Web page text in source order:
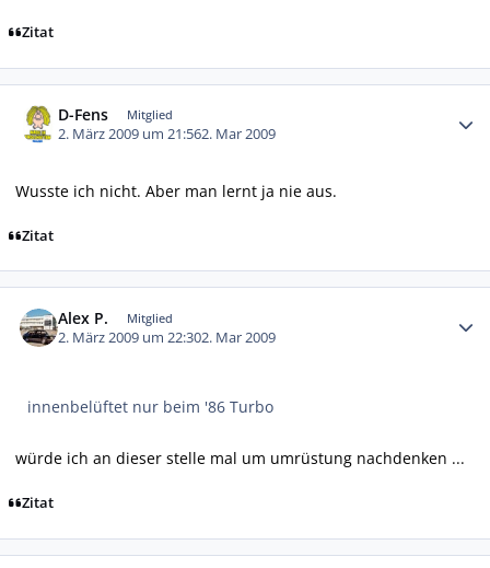
Zitat
D-Fens Mitglied
2. März 2009 um 21:562. Mar 2009
Wusste ich nicht. Aber man lernt ja nie aus.
Zitat
Alex P. Mitglied
2. März 2009 um 22:302. Mar 2009
innenbelüftet nur beim '86 Turbo
würde ich an dieser stelle mal um umrüstung nachdenken ...
Zitat